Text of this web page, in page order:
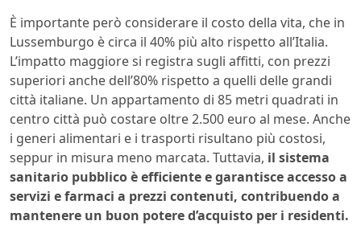
È importante però considerare il costo della vita, che in
Lussemburgo è circa il 40% più alto rispetto all’Italia.
L’impatto maggiore si registra sugli affitti, con prezzi
superiori anche dell’80% rispetto a quelli delle grandi
città italiane. Un appartamento di 85 metri quadrati in
centro città può costare oltre 2.500 euro al mese. Anche
i generi alimentari e i trasporti risultano più costosi,
seppur in misura meno marcata. Tuttavia, il sistema
sanitario pubblico è efficiente e garantisce accesso a
servizi e farmaci a prezzi contenuti, contribuendo a
mantenere un buon potere d’acquisto per i residenti.